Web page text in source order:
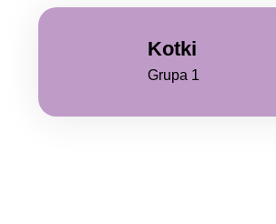
Kotki
Grupa 1